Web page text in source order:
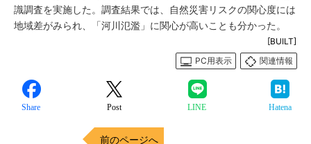
識調査を実施した。調査結果では、自然災害リスクの関心度には
地域差がみられ、「河川氾濫」に関心が高いことも分かった。
[BUILT]
PC用表示
関連情報
Share Post LINE Hatena
前のページへ